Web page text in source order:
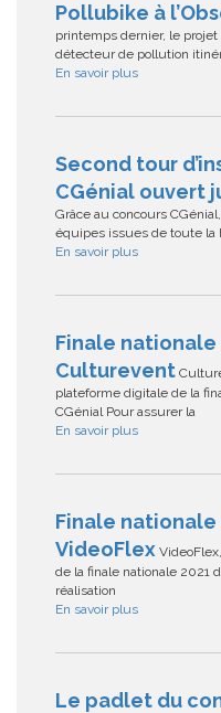
Pollubike à
printemps dernier, le
détecteur de pollution
En savoir plus
Second tour
CGénial ouvert
Grâce au concours
équipes issues de toute la
En savoir plus
Finale nationale
Culturevent
plateforme digitale de la
CGénial Pour assurer la
En savoir plus
Finale nationale
VideoFlex
de la finale nationale 2021
réalisation
En savoir plus
Le padlet du